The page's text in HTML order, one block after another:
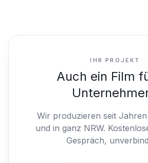
IHR PROJEKT
Auch ein Film
Wir produzieren seit
und in ganz NRW.
Gespräch,